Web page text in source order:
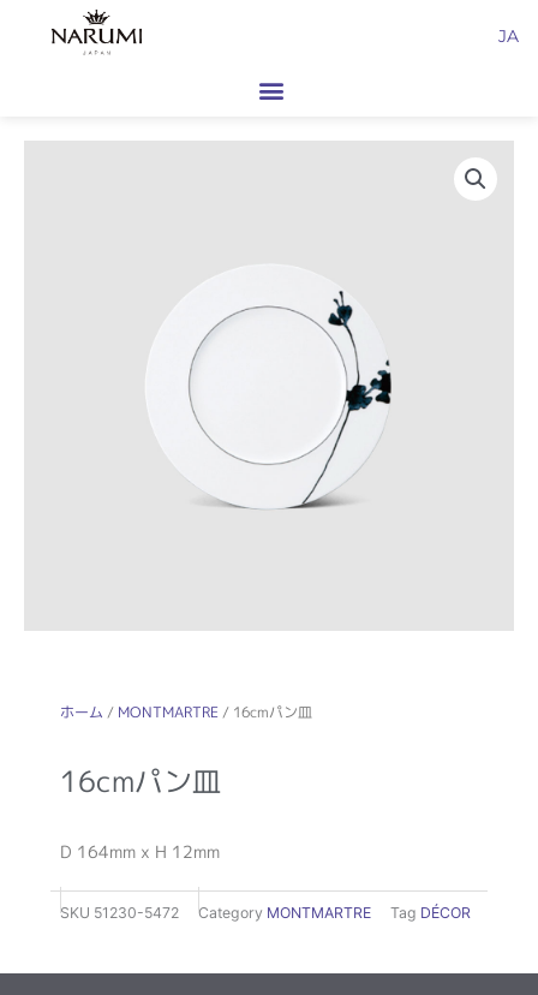
JA
ホーム / MONTMARTRE / 16cmパン皿
16cmパン皿
D 164mm x H 12mm
SKU 51230-5472 Category MONTMARTRE Tag DÉCOR